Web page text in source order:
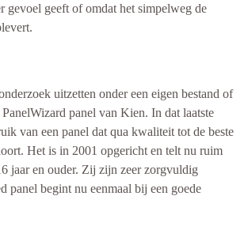
gevoel geeft of omdat het simpelweg de
uitzetten onder een eigen bestand of
panel van Kien. In dat laatste
van een panel dat qua kwaliteit tot de beste
Het is in 2001 opgericht en telt nu ruim
jaar en ouder. Zij zijn zeer zorgvuldig
panel begint nu eenmaal bij een goede